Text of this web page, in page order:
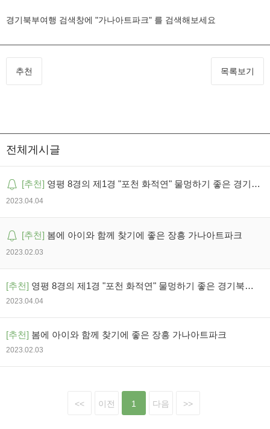
경기북부여행 검색창에 "가나아트파크" 를 검색해보세요
추천 목록보기
전체게시글
[추천] 영평 8경의 제1경 "포천 화적연" 물멍하기 좋은 경기북
2023.04.04
[추천] 봄에 아이와 함께 찾기에 좋은 장흥 가나아트파크
2023.02.03
[추천] 영평 8경의 제1경 "포천 화적연" 물멍하기 좋은 경기북부
2023.04.04
[추천] 봄에 아이와 함께 찾기에 좋은 장흥 가나아트파크
2023.02.03
<< 이전 1 다음 >>